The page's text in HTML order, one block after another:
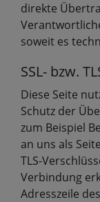
direkte
soweit es
SSL- bzw.
Diese Seite
Schutz der
zum Beispiel
an uns als
TLS-
Verbindung
Adresszeile